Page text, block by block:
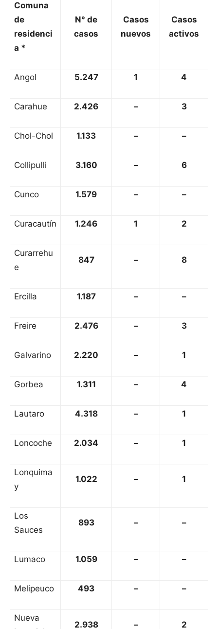
Comuna
de
residenci
a *
N° de
casos
Casos
nuevos
Casos
activos
Angol 5.247 1 4
Carahue 2.426 – 3
Chol-Chol 1.133 – –
Collipulli 3.160 – 6
Cunco 1.579 – –
Curacautín 1.246 1 2
Curarrehu
e
847 – 8
Ercilla 1.187 – –
Freire 2.476 – 3
Galvarino 2.220 – 1
Gorbea 1.311 – 4
Lautaro 4.318 – 1
Loncoche 2.034 – 1
Lonquima
y
1.022 – 1
Los
Sauces
893 – –
Lumaco 1.059 – –
Melipeuco 493 – –
Nueva
2.938 – 2